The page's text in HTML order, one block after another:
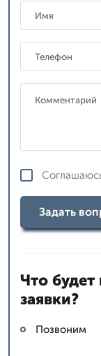
Задать
Что будет
заявки?
Позвоним